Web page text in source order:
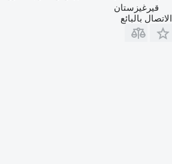
قيرغيزستان
الاتصال بالبائع